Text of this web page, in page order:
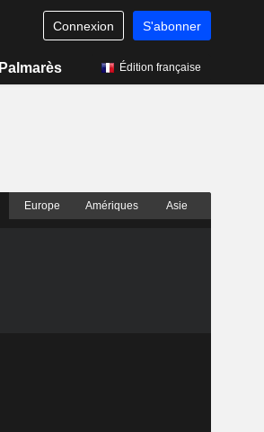
Connexion S'abonner
Palmarès Édition française
Europe Amériques Asie